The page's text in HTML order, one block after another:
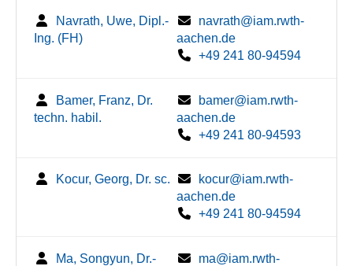
Navrath, Uwe, Dipl.-
Ing. (FH)
navrath@iam.rwth-
aachen.de
+49 241 80-94594
Bamer, Franz, Dr.
techn. habil.
bamer@iam.rwth-
aachen.de
+49 241 80-94593
Kocur, Georg, Dr. sc.
kocur@iam.rwth-
aachen.de
+49 241 80-94594
Ma, Songyun, Dr.-
ma@iam.rwth-